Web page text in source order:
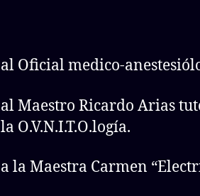
al Oficial medico-
al Maestro Ricardo Arias
la O.V.N.I.T.O.logía.
a la Maestra Carmen